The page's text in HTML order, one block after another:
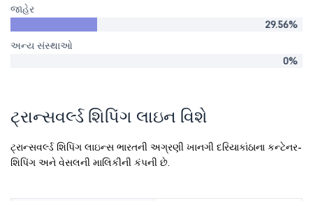
જાહેર
29.56%
અન્ય સંસ્થાઓ
0%
ટ્રાન્સવર્લ્ડ શિપિંગ લાઇન વિશે
ટ્રાન્સવર્લ્ડ શિપિંગ લાઇન્સ ભારતની અગ્રણી ખાનગી દરિયાકાંઠાના કન્ટેનર-
શિપિંગ અને વેસલની માલિકીની કંપની છે.